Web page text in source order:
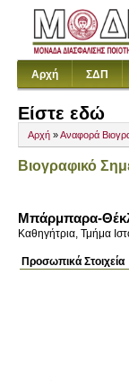
Αρχή ΣΔΠ
Είστε εδώ
Αρχή »Αναφορά
Βιογραφικό
Μπάρμπαρα-
Καθηγήτρια, Τμήμα
Προσωπικά Στοιχεία